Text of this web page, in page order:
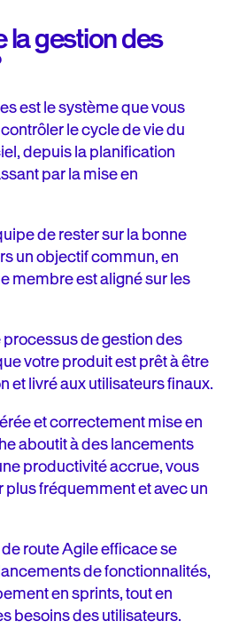
la gestion des
est le système que vous
le cycle de vie du
depuis la planification
par la mise en
de rester sur la bonne
un objectif commun, en
membre est aligné sur les
de gestion des
votre produit est prêt à être
et livré aux utilisateurs finaux.
et correctement mise en
aboutit à des lancements
productivité accrue, vous
fréquemment et avec un
route Agile efficace se
de fonctionnalités,
en sprints, tout en
besoins des utilisateurs.